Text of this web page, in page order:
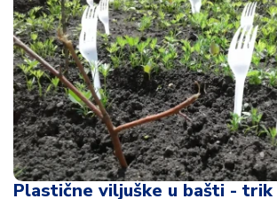
Plastične viljuške u bašti -